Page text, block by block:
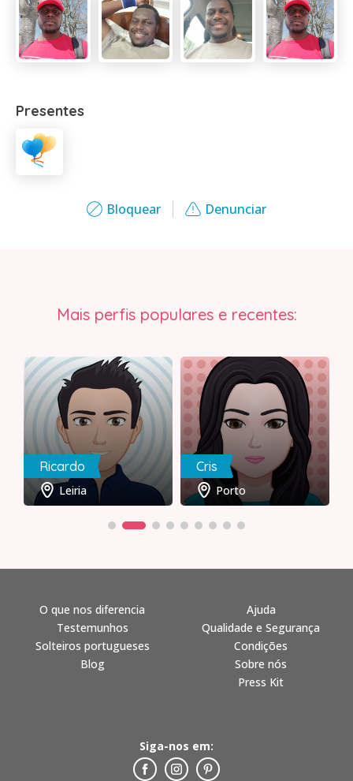
Bloquear Denunciar
Presentes
Mais perfis populares e recentes:
Ricardo
Leiria
Cris
Porto
O que nos diferencia
Testemunhos
Solteiros portugueses
Blog
Ajuda
Qualidade e Segurança
Condições
Sobre nós
Press Kit
Siga-nos em: